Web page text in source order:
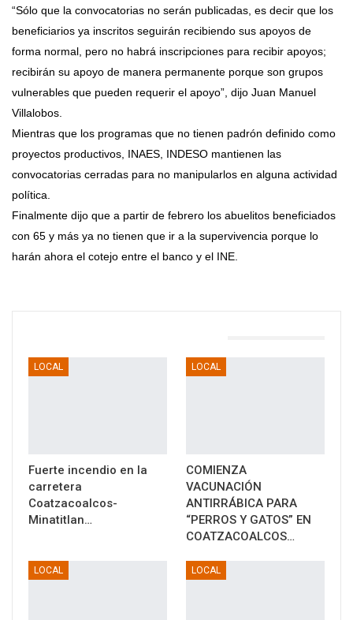
“Sólo que la convocatorias no serán publicadas, es decir que los
beneficiarios ya inscritos seguirán recibiendo sus apoyos de
forma normal, pero no habrá inscripciones para recibir apoyos;
recibirán su apoyo de manera permanente porque son grupos
vulnerables que pueden requerir el apoyo”, dijo Juan Manuel
Villalobos.
Mientras que los programas que no tienen padrón definido como
proyectos productivos, INAES, INDESO mantienen las
convocatorias cerradas para no manipularlos en alguna actividad
política.
Finalmente dijo que a partir de febrero los abuelitos beneficiados
con 65 y más ya no tienen que ir a la supervivencia porque lo
harán ahora el cotejo entre el banco y el INE.
LOCAL
Fuerte incendio en la
carretera
Coatzacoalcos-
Minatitlan…
LOCAL
COMIENZA
VACUNACIÓN
ANTIRRÁBICA PARA
“PERROS Y GATOS” EN
COATZACOALCOS…
LOCAL LOCAL